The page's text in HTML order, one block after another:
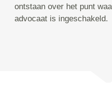
ontstaan over het punt
advocaat is ingeschakeld.